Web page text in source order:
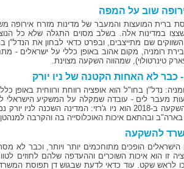
שוב על המפה
ברית המועצות והמעבר של מדינות מזרח אירופה
במדינות אלה. בשלב מסוים התגלה שלא כל
שם מתייצבים, ובפרט כדאי לבחון את הנדל"ן
רומניה, מקום אהוב באופן כללי על ישראלים -
טינרטולוי), שמהווה השקעה מצוינת.
- כבר לא האחות הקטנה של ניו יורק
נדל"ן בחו"ל הוא אופציה רווחת ורווחית באופן
מעבר לים - עובדה שמקלה על המשקיע הישראלי
ומתאים להשקעה ב-2018 הוא ניו ג'רזי: המדינה
ובהתאם איכות האוכלוסייה בה והקרבה
להשקעה
הופכים מתוחכמים יותר ויותר, וכבר לא
זו הוא איכות השוכרים וההעדפה שלהם לחוזים